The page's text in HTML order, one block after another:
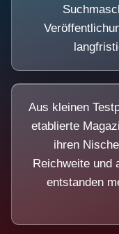
Aus kleinen
etablierte
ihren
Reichweite und
entstanden